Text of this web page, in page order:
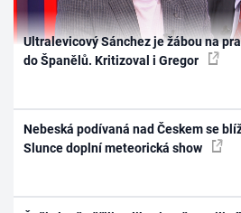
Ultralevicový Sánchez je žábou na
do Španělů. Kritizoval i Gregor
Nebeská podívaná nad Českem se
Slunce doplní meteorická show